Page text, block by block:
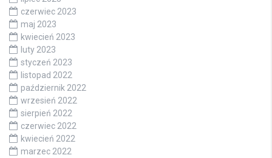
czerwiec 2023
maj 2023
kwiecień 2023
luty 2023
styczeń 2023
listopad 2022
październik 2022
wrzesień 2022
sierpień 2022
czerwiec 2022
kwiecień 2022
marzec 2022